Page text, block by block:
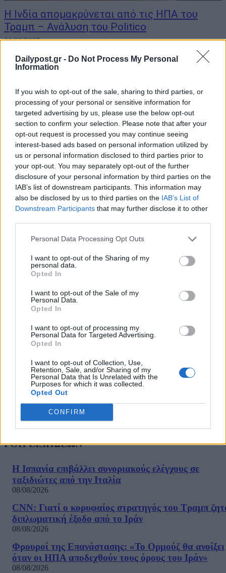
Dailypost.gr - Do Not Process My Personal
Information
If you wish to opt-out of the sale, sharing to third parties, or
processing of your personal or sensitive information for
targeted advertising by us, please use the below opt-out
section to confirm your selection. Please note that after your
opt-out request is processed you may continue seeing
interest-based ads based on personal information utilized by
us or personal information disclosed to third parties prior to
your opt-out. You may separately opt-out of the further
disclosure of your personal information by third parties on the
IAB’s list of downstream participants. This information may
also be disclosed by us to third parties on the IAB’s List of
Downstream Participants that may further disclose it to other
Personal Data Processing Opt Outs
I want to opt-out of the Sharing of my
personal data.
Opted In
I want to opt-out of the Sale of my
Personal Data.
Opted In
I want to opt-out of processing my
Personal Data for Targeted Advertising.
Opted In
I want to opt-out of Collection, Use,
Retention, Sale, and/or Sharing of my
Personal Data that Is Unrelated with the
Purposes for which it was collected.
Opted Out
CONFIRM
Η Ινδία απομακρύνεται από τις ΗΠΑ του
Τραμπ – Ανάλυση του Politico
01/09/2025
Μετά από 25 χρόνια συνεχούς προσπάθειας όλων των
αμερικανικών κυβερνήσεων για την διεύρυνση της σχέσης των
Ιανουάριο θεωρήθηκε ευρέως ως η αυγή ενός λαμπρού μέλλοντος
και για τις δύο πλευρές. Αυτό...
Ρωσία και ΗΠΑ σε επαφή για τη Μέση
Ανατολή- Νέο κύμα ισραηλινών επιθέσεων
τώρα στην Τεχεράνη
18/06/2025
Ρωσία και Ηνωμένες Πολιτείες βρίσκονται σε επαφή σε σχέση με
την σύγκρουση μεταξύ Ιράν και Ισραήλ , δήλωσε σήμερα ο
αναπληρωτής υπουργός Εξωτερικών Σεργκέι Ριαμπκόφ , μετέδωσε
νωρίτερα ότι η άμεση στρατιωτική βοήθεια...
Σελίδα 1 από 3
ΡΟΗ ΕΙΔΗΣΕΩΝ
Η Ισπανία επιβάλλει συνοριακούς ελέγχους σε
ταξιδιώτες από την Ιταλία
08/08/2026
CNN: Γιατί ο κορυφαίος στρατηγός του Τραμπ
διπλωματική έξοδο από το Ιράν
08/08/2026
Φρουροί της Επανάστασης: «Το Ορμούζ θα ανοίξει
όταν οι ΗΠΑ αποδεχθούν τους όρους του Ιράν»
08/08/2026